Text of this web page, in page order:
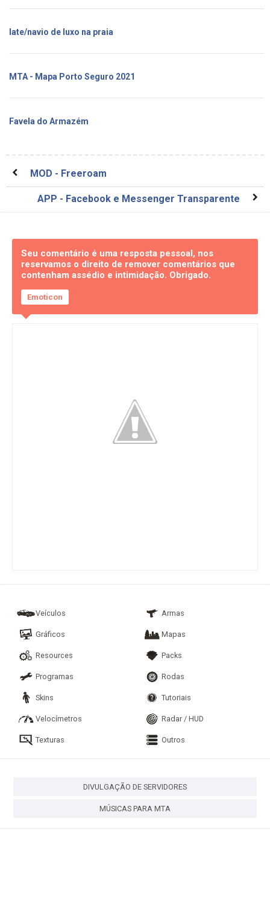
Iate/navio de luxo na praia
MTA - Mapa Porto Seguro 2021
Favela do Armazém
MOD - Freeroam
APP - Facebook e Messenger Transparente
Seu comentário é uma resposta pessoal, nos
reservamos o direito de remover comentários que
contenham assédio e intimidação. Obrigado.
Emoticon
Veículos Armas
Gráficos Mapas
Resources Packs
Programas Rodas
Skins Tutoriais
Velocímetros Radar / HUD
Texturas Outros
DIVULGAÇÃO DE SERVIDORES
MÚSICAS PARA MTA